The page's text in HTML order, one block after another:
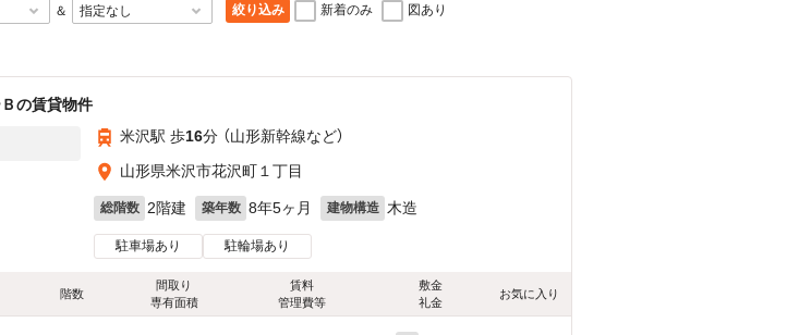
＆ 絞り込み 新着のみ 図あり
の賃貸物件
米沢駅 歩16分 （山形新幹線など）
山形県米沢市花沢町１丁目
総階数 2階建 築年数 8年5ヶ月 建物構造 木造
駐車場あり 駐輪場あり
階数
間取り
専有面積
賃料
管理費等
敷金
礼金
お気に入り